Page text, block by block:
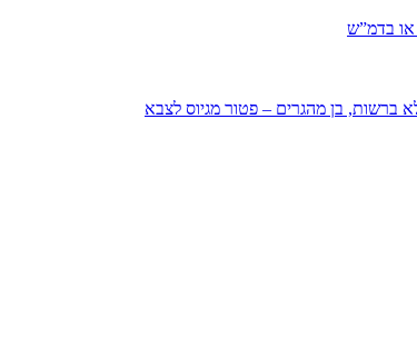
או בדמ”ש
בן מהגרים – פטור מגיוס לצבא